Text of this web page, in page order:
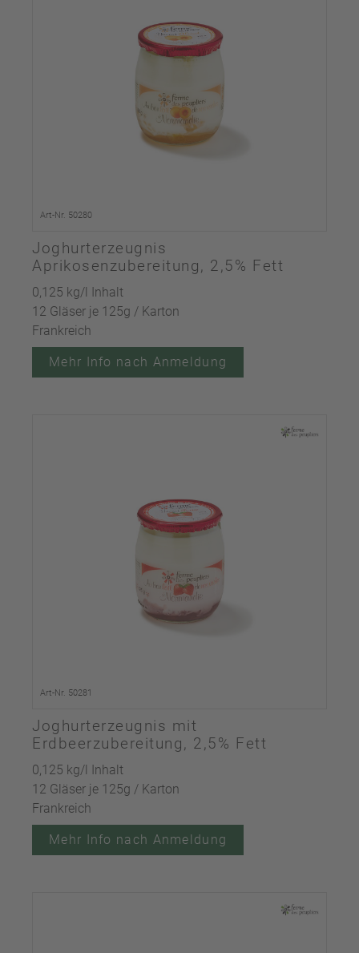
Art-Nr. 50280
Joghurterzeugnis
Aprikosenzubereitung, 2,5% Fett
0,125 kg/l Inhalt
12 Gläser je 125g / Karton
Frankreich
Mehr Info nach Anmeldung
Art-Nr. 50281
Joghurterzeugnis mit
Erdbeerzubereitung, 2,5% Fett
0,125 kg/l Inhalt
12 Gläser je 125g / Karton
Frankreich
Mehr Info nach Anmeldung